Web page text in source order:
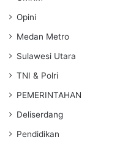
Opini
Medan Metro
Sulawesi Utara
TNI & Polri
PEMERINTAHAN
Deliserdang
Pendidikan